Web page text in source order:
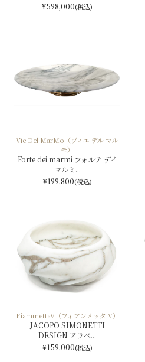
¥598,000(税込)
Vie Del MarMo（ヴィエ デル マル
モ）
Forte dei marmi フォルテ デイ
マルミ...
¥199,800(税込)
FiammettaV（フィアンメッタ V）
JACOPO SIMONETTI
DESIGN アラベ...
¥159,000(税込)